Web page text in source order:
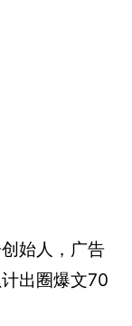
始人，广告
出圈爆文70